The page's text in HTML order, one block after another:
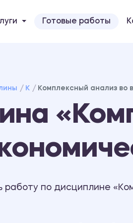
Готовые работы
К Комплексный анализ во
по дисциплине